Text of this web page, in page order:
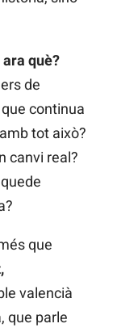
ara què?
de
continua
tot això?
canvi real?
que
valencià
que parle